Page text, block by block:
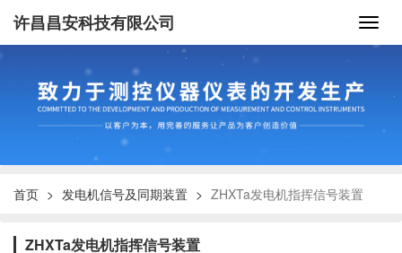
许昌昌安科技有限公司
首页 发电机信号及同期装置 ZHXTa发电机指挥信号装置
ZHXTa发电机指挥信号装置